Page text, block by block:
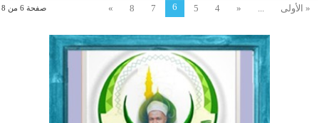
صفحة 6 من 8 « الأولى «
4
5
6
7
8
»